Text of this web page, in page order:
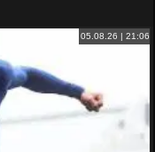
05.08.26 | 21:06